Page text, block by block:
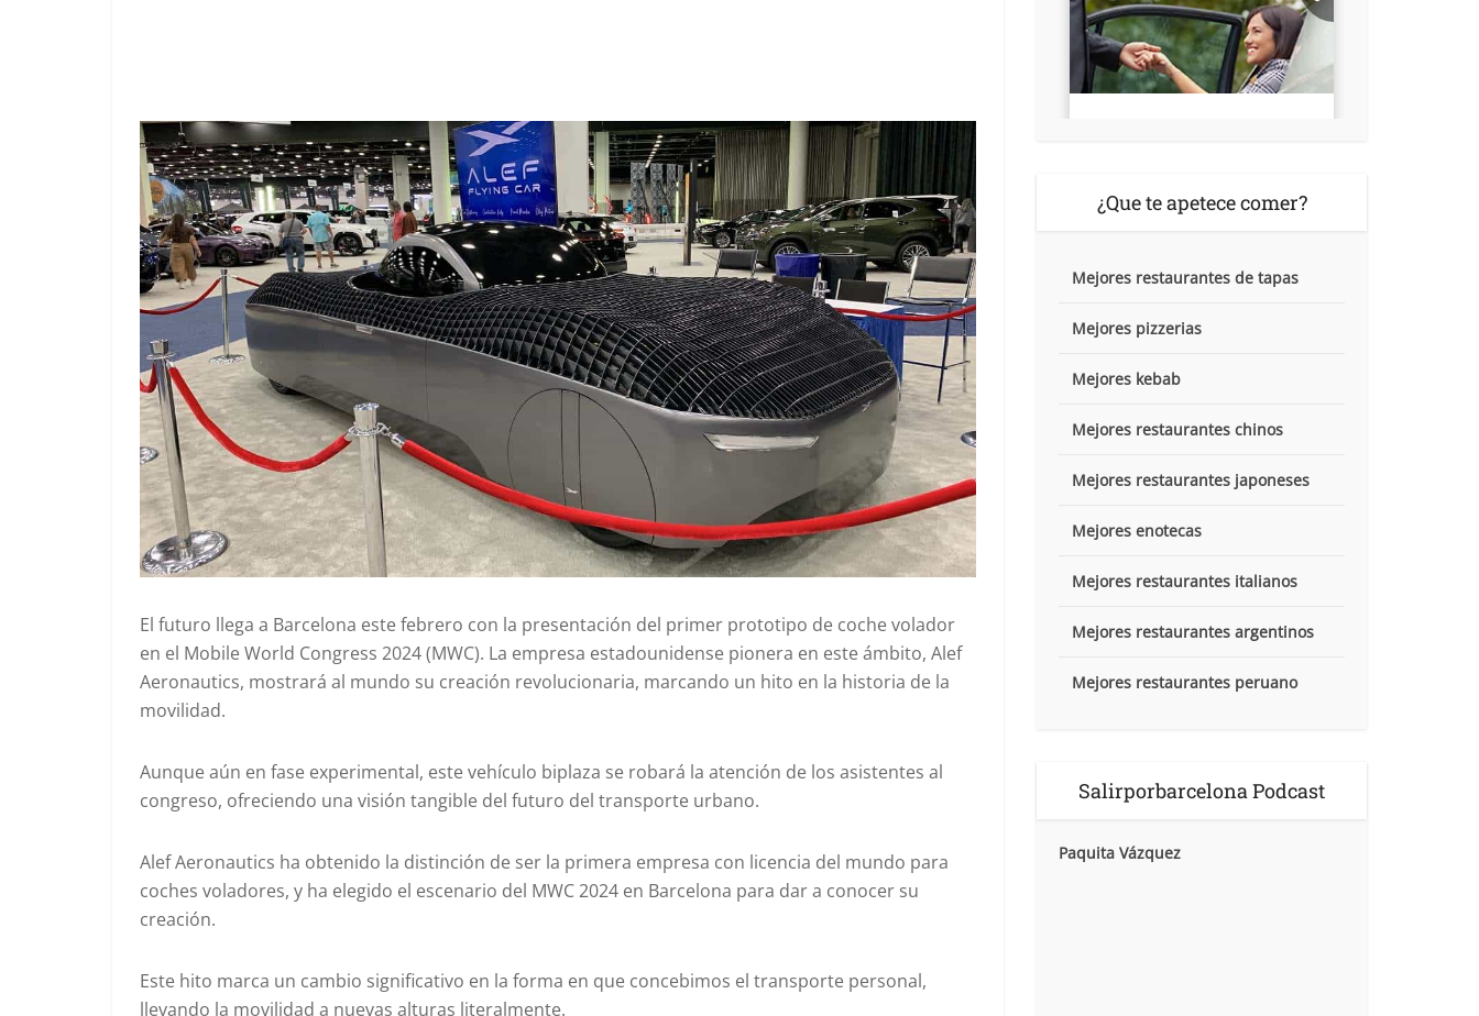
El futuro llega a Barcelona este febrero con la presentación del primer prototipo de coche volador
en el Mobile World Congress 2024 (MWC). La empresa estadounidense pionera en este ámbito, Alef
Aeronautics, mostrará al mundo su creación revolucionaria, marcando un hito en la historia de la
movilidad.
Aunque aún en fase experimental, este vehículo biplaza se robará la atención de los asistentes al
congreso, ofreciendo una visión tangible del futuro del transporte urbano.
Alef Aeronautics ha obtenido la distinción de ser la primera empresa con licencia del mundo para
coches voladores, y ha elegido el escenario del MWC 2024 en Barcelona para dar a conocer su
creación.
Este hito marca un cambio significativo en la forma en que concebimos el transporte personal,
llevando la movilidad a nuevas alturas literalmente.
¿Que te apetece comer?
Mejores restaurantes de tapas
Mejores pizzerias
Mejores kebab
Mejores restaurantes chinos
Mejores restaurantes japoneses
Mejores enotecas
Mejores restaurantes italianos
Mejores restaurantes argentinos
Mejores restaurantes peruano
Salirporbarcelona Podcast
Paquita Vázquez